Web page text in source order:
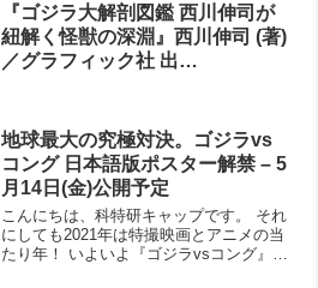
日本語版の予告編は、先日公開された米
国版の予告編にはな...
『ゴジラ大解剖図鑑 西川伸司が
紐解く怪獣の深淵』西川伸司 (著)
／グラフィック社 出
地球最大の究極対決。ゴジラvs
コング 日本語版ポスター解禁 – 5
月14日(金)公開予定
こんにちは、科特研キャップです。 それ
にしても2021年は特撮映画とアニメの当
たり年！ いよいよ『ゴジラvsコング』の